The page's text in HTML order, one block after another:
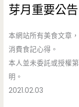
芽月重要公告
本網站所有美食文章
消費食記心得。
本人並未委託或授權
明。
2021.02.03